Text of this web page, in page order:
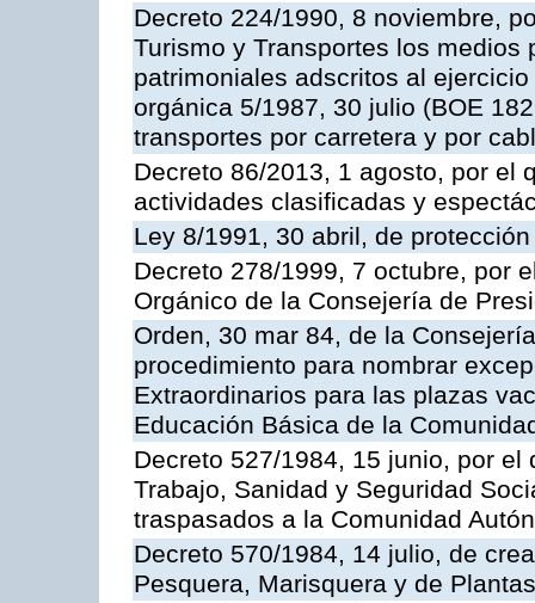
Decreto 224/1990, 8 noviembre,
Turismo y Transportes los
patrimoniales adscritos al
orgánica 5/1987, 30 julio (BOE
transportes por carretera y por
Decreto 86/2013, 1 agosto, por el
actividades clasificadas y
Ley 8/1991, 30 abril, de
Decreto 278/1999, 7 octubre, por
Orgánico de la Consejería de
Orden, 30 mar 84, de la
procedimiento para nombrar
Extraordinarios para las plazas
Educación Básica de la
Decreto 527/1984, 15 junio, por
Trabajo, Sanidad y Seguridad
traspasados a la Comunidad
Decreto 570/1984, 14 julio, de
Pesquera, Marisquera y de